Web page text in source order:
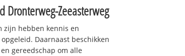
Dronterweg-Zeeasterweg
zijn hebben kennis en
Daarnaast beschikken
gereedschap om alle